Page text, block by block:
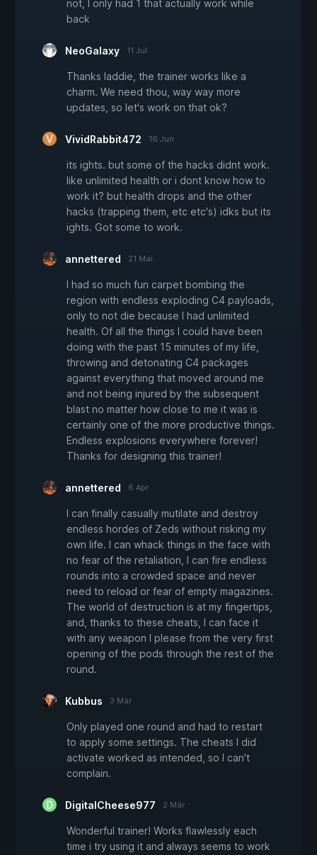
not, I only had 1 that actually work while
back
NeoGalaxy 11 Jul
Thanks laddie, the trainer works like a
charm. We need thou, way way more
updates, so let's work on that ok?
VividRabbit472 16 Jun
its ights. but some of the hacks didnt work.
like unlimited health or i dont know how to
work it? but health drops and the other
hacks (trapping them, etc etc's) idks but its
ights. Got some to work.
annettered 21 Mai
I had so much fun carpet bombing the
region with endless exploding C4 payloads,
only to not die because I had unlimited
health. Of all the things I could have been
doing with the past 15 minutes of my life,
throwing and detonating C4 packages
against everything that moved around me
and not being injured by the subsequent
blast no matter how close to me it was is
certainly one of the more productive things.
Endless explosions everywhere forever!
Thanks for designing this trainer!
annettered 6 Apr
I can finally casually mutilate and destroy
endless hordes of Zeds without risking my
own life. I can whack things in the face with
no fear of the retaliation, I can fire endless
rounds into a crowded space and never
need to reload or fear of empty magazines.
The world of destruction is at my fingertips,
and, thanks to these cheats, I can face it
with any weapon I please from the very first
opening of the pods through the rest of the
round.
Kubbus 3 Mär
Only played one round and had to restart
to apply some settings. The cheats I did
activate worked as intended, so I can't
complain.
DigitalCheese977 2 Mär
Wonderful trainer! Works flawlessly each
time i try using it and always seems to work